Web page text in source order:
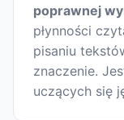
poprawnej
płynności
pisaniu
znaczenie.
uczących się